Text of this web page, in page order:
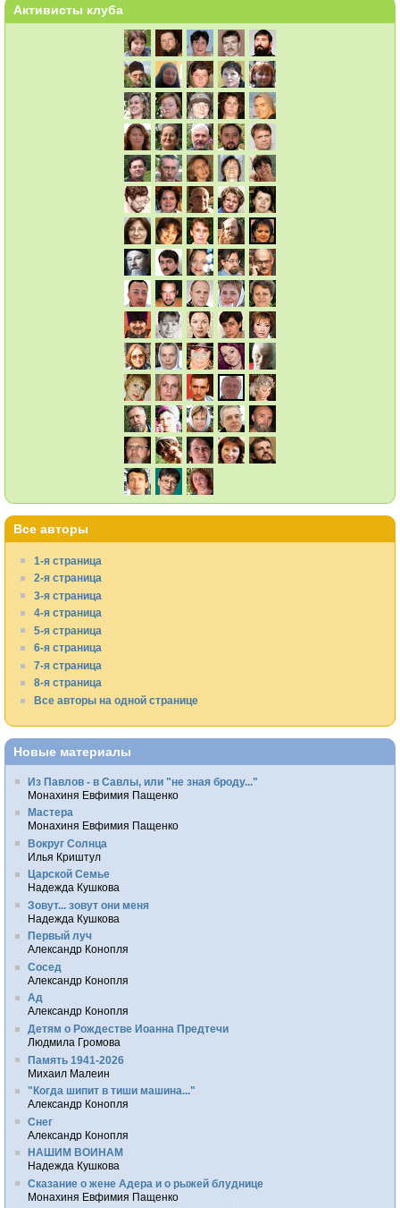
Активисты клуба
Все авторы
1-я страница
2-я страница
3-я страница
4-я страница
5-я страница
6-я страница
7-я страница
8-я страница
Все авторы на одной странице
Новые материалы
Из Павлов - в Савлы, или "не зная броду..."
Монахиня Евфимия Пащенко
Мастера
Монахиня Евфимия Пащенко
Вокруг Солнца
Илья Криштул
Царской Семье
Надежда Кушкова
Зовут... зовут они меня
Надежда Кушкова
Первый луч
Александр Конопля
Сосед
Александр Конопля
Ад
Александр Конопля
Детям о Рождестве Иоанна Предтечи
Людмила Громова
Память 1941-2026
Михаил Малеин
"Когда шипит в тиши машина..."
Александр Конопля
Снег
Александр Конопля
НАШИМ ВОИНАМ
Надежда Кушкова
Сказание о жене Адера и о рыжей блуднице
Монахиня Евфимия Пащенко